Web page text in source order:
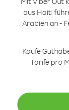
aus Haiti
Arabien an -
Kaufe
Tarife pro